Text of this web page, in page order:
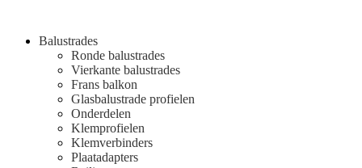
Balustrades
Ronde balustrades
Vierkante balustrades
Frans balkon
Glasbalustrade profielen
Onderdelen
Klemprofielen
Klemverbinders
Plaatadapters